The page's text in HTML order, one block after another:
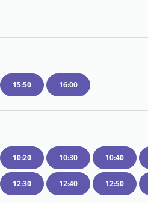
15:50 16:00
10:20 10:30 10:40
12:30 12:40 12:50